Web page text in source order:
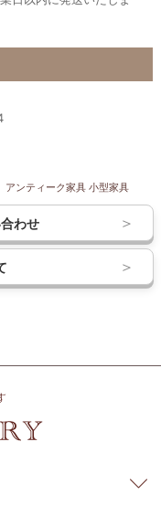
アンティーク家具 小型家具
わせ